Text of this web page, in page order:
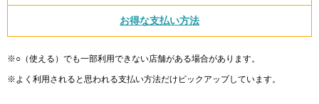
お得な支払い方法
※○（使える）でも一部利用できない店舗がある場合があります。
※よく利用されると思われる支払い方法だけピックアップしています。